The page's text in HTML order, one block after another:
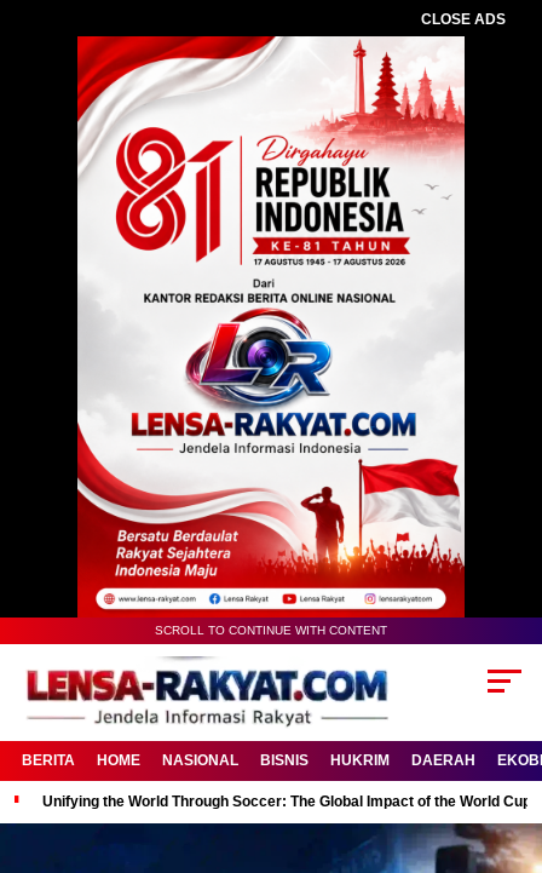
CLOSE ADS
SCROLL TO CONTINUE WITH CONTENT
BERITA HOME NASIONAL BISNIS HUKRIM DAERAH
Unifying the World Through Soccer: The Global Impact of the World Cup